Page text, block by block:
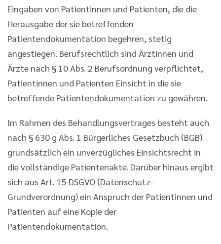
Eingaben von Patientinnen und Patienten, die die
Herausgabe der sie betreffenden
Patientendokumentation begehren, stetig
angestiegen. Berufsrechtlich sind Ärztinnen und
Ärzte nach § 10 Abs. 2 Berufsordnung verpflichtet,
Patientinnen und Patienten Einsicht in die sie
betreffende Patientendokumentation zu gewähren.
Im Rahmen des Behandlungsvertrages besteht auch
nach § 630 g Abs. 1 Bürgerliches Gesetzbuch (BGB)
grundsätzlich ein unverzügliches Einsichtsrecht in
die vollständige Patientenakte. Darüber hinaus ergibt
sich aus Art. 15 DSGVO (Datenschutz-
Grundverordnung) ein Anspruch der Patientinnen und
Patienten auf eine Kopie der
Patientendokumentation.